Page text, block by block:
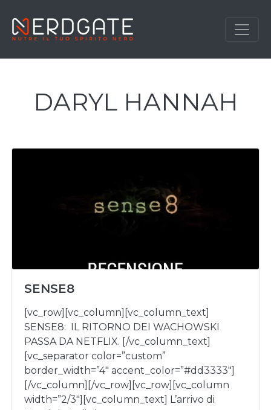
DARYL HANNAH
SENSE8
[vc_row][vc_column][vc_column_text]
SENSE8: IL RITORNO DEI WACHOWSKI
PASSA DA NETFLIX. [/vc_column_text]
[vc_separator color=”custom”
border_width=”4″ accent_color=”#dd3333″]
[/vc_column][/vc_row][vc_row][vc_column
width=”2/3″][vc_column_text] L’arrivo di